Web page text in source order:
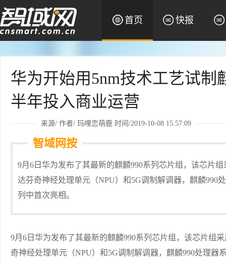
首页 快报
华为开始用5nm技术工艺试制
半年投入商业运营
来源/ 作者/ 玛哩恋萌鹿 时间/2019-10-08 15:57:09
智域网按
9月6日华为发布了其最新的麒麟990系列芯片组，该芯片
达芬奇神经处理单元（NPU）和5G调制解调器，麒麟990
列中首次亮相。
9月6日华为发布了其最新的麒麟990系列芯片组，该芯片组
奇神经处理单元（NPU）和5G调制解调器，麒麟990处理器